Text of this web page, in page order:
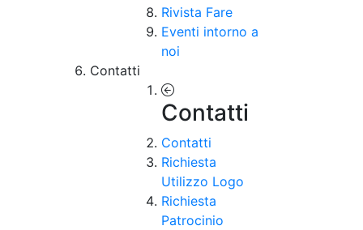
Rivista Fare
Eventi intorno a
noi
Contatti
Contatti
Contatti
Richiesta
Utilizzo Logo
Richiesta
Patrocinio